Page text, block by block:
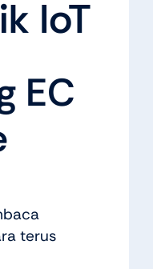
IoT
EC
terus